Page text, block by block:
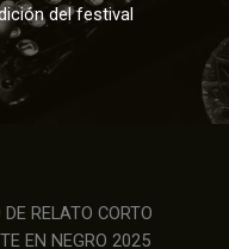
del festival
RELATO CORTO
EN NEGRO 2025